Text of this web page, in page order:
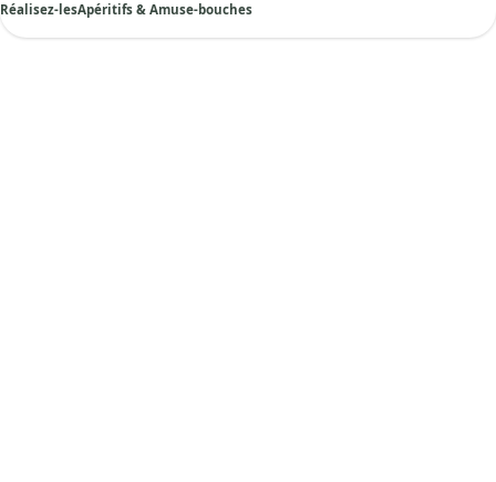
Réalisez-lesApéritifs & Amuse-bouches